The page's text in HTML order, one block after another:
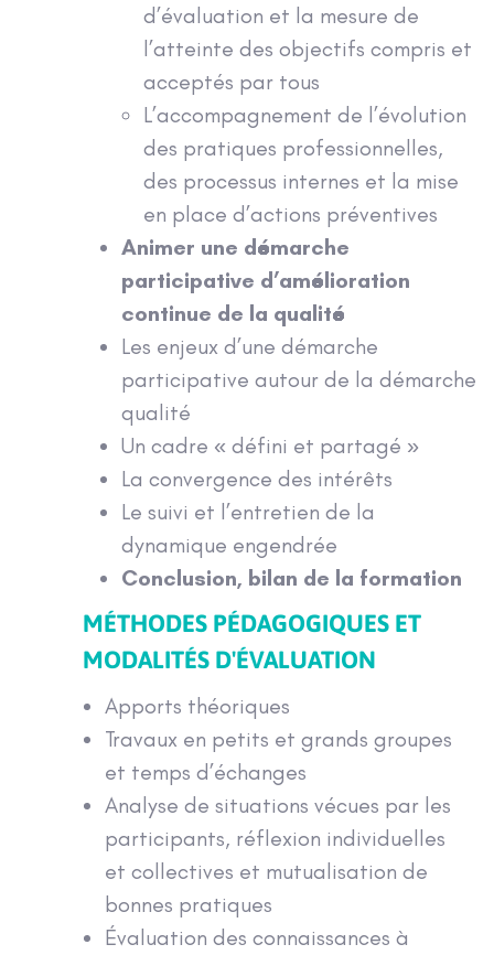
d’évaluation et la mesure de
l’atteinte des objectifs compris et
acceptés par tous
L’accompagnement de l’évolution
des pratiques professionnelles,
des processus internes et la mise
en place d’actions préventives
Animer une démarche
participative d’amélioration
continue de la qualité
Les enjeux d’une démarche
participative autour de la démarche
qualité
Un cadre « défini et partagé »
La convergence des intérêts
Le suivi et l’entretien de la
dynamique engendrée
Conclusion, bilan de la formation
MÉTHODES PÉDAGOGIQUES ET
MODALITÉS D'ÉVALUATION
Apports théoriques
Travaux en petits et grands groupes
et temps d’échanges
Analyse de situations vécues par les
participants, réflexion individuelles
et collectives et mutualisation de
bonnes pratiques
Évaluation des connaissances à